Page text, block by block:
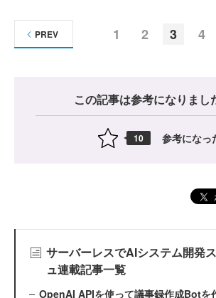
1 2 3 4
PREV
この記事は参考になりまし
10 参考になっ
サーバーレスでAIシステム開発
ュ連載記事一覧
OpenAI APIを使って議事録作成Botを